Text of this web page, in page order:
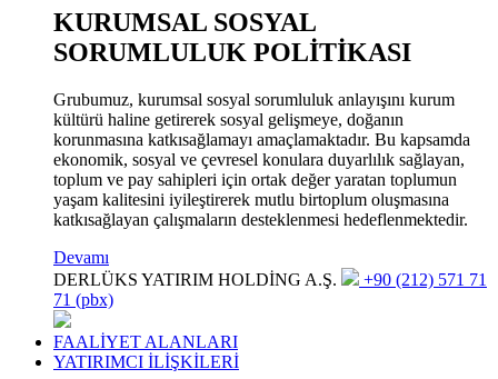
KURUMSAL SOSYAL
SORUMLULUK POLİTİKASI
Grubumuz, kurumsal sosyal sorumluluk anlayışını kurum
kültürü haline getirerek sosyal gelişmeye, doğanın
korunmasına katkısağlamayı amaçlamaktadır. Bu kapsamda
ekonomik, sosyal ve çevresel konulara duyarlılık sağlayan,
toplum ve pay sahipleri için ortak değer yaratan toplumun
yaşam kalitesini iyileştirerek mutlu birtoplum oluşmasına
katkısağlayan çalışmaların desteklenmesi hedeflenmektedir.
Devamı
DERLÜKS YATIRIM HOLDİNG A.Ş.
+90 (212) 571 71
71 (pbx)
FAALİYET ALANLARI
YATIRIMCI İLİŞKİLERİ